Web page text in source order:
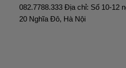
082.7788.333 Địa chỉ: Số 10-12
20 Nghĩa Đô, Hà Nội